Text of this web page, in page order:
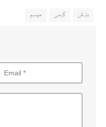
بارش گرمی موسم